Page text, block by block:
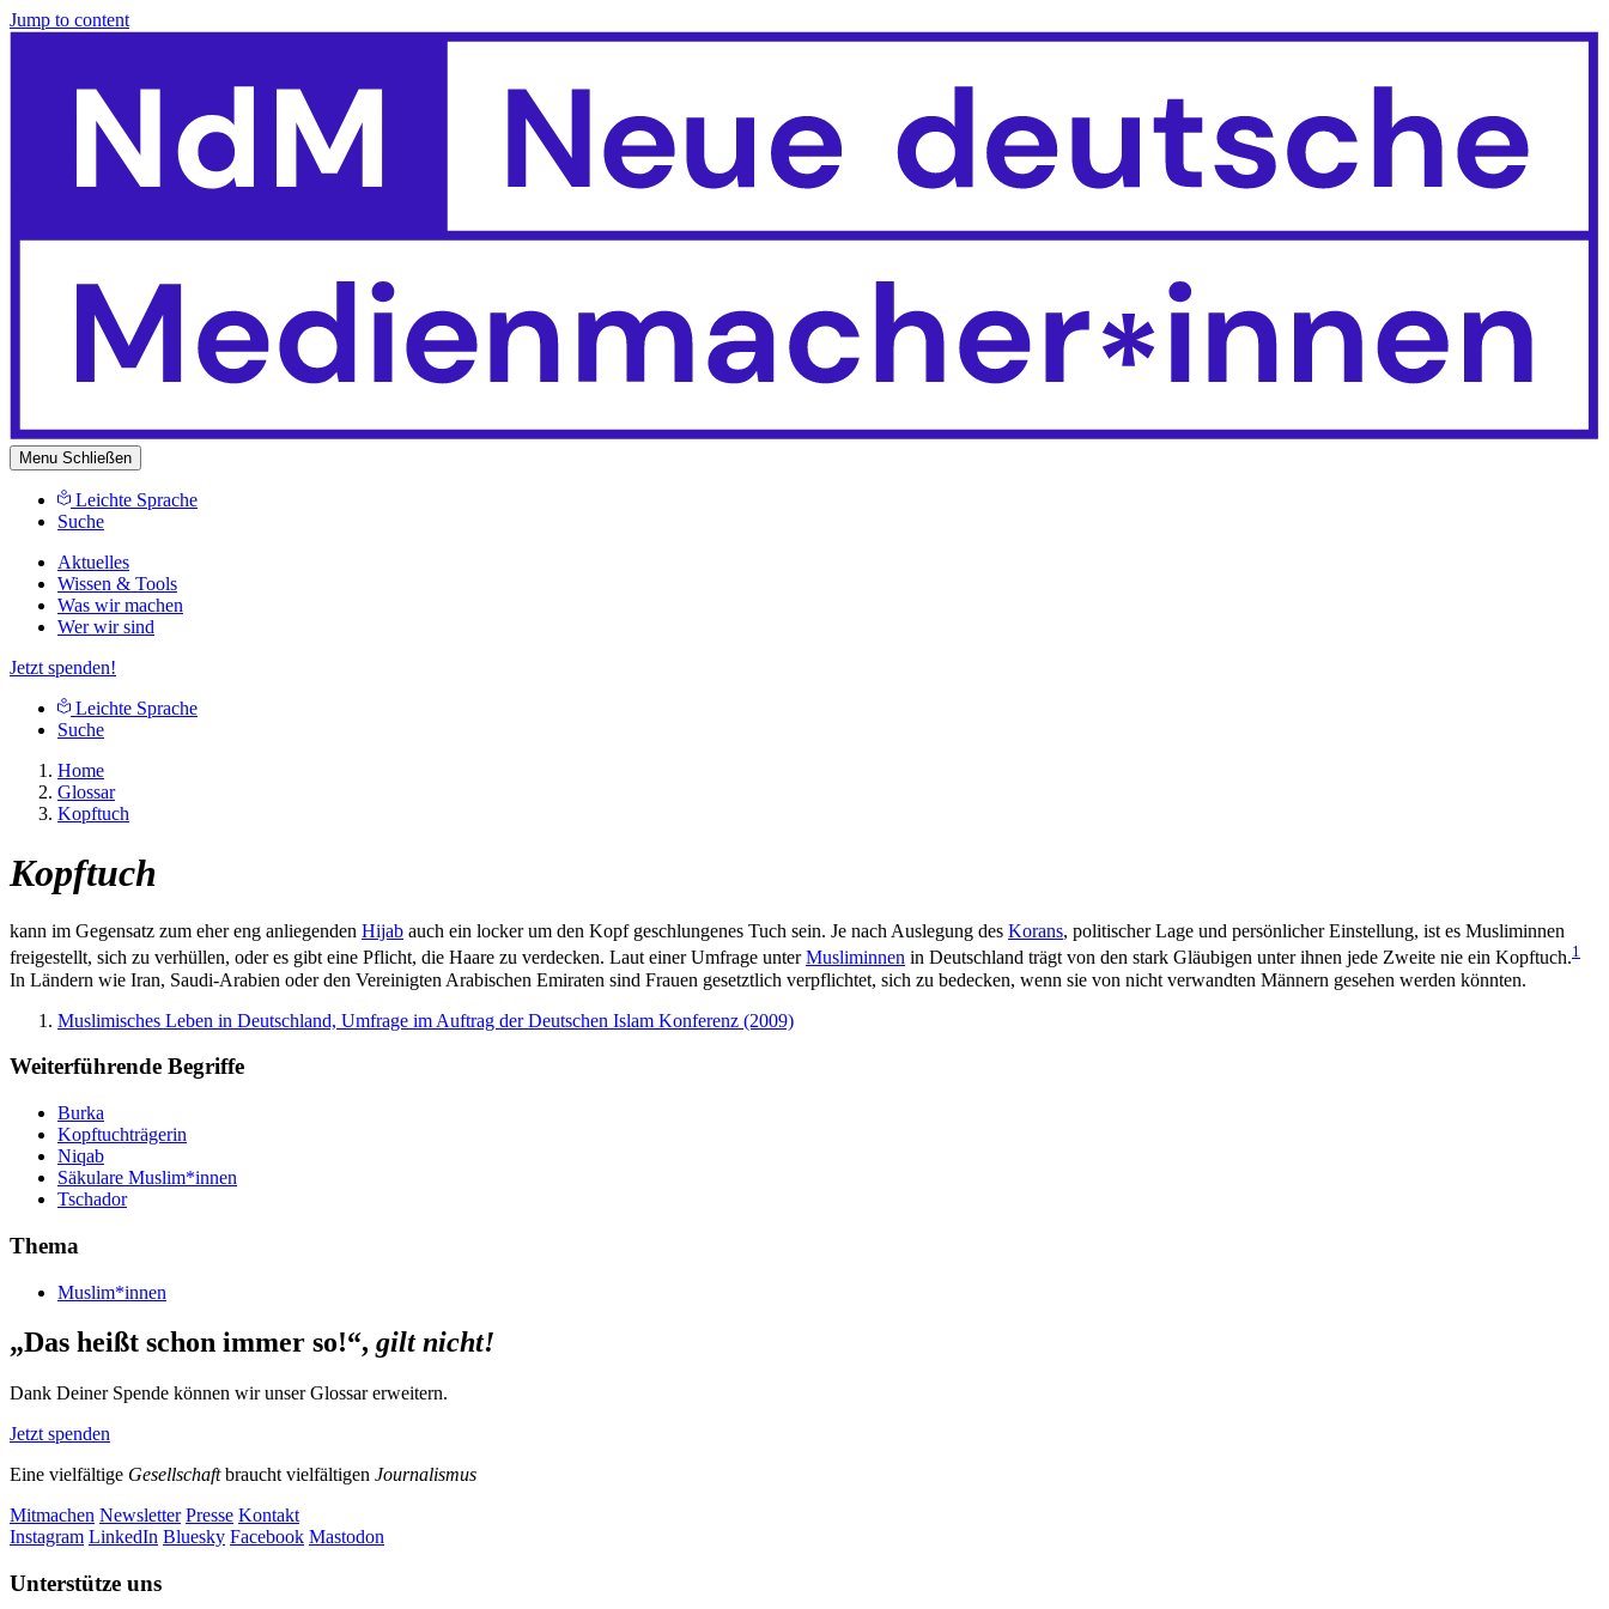
Jump to content
Menu Schließen
Leichte Sprache
Suche
Aktuelles
Wissen & Tools
Was wir machen
Wer wir sind
Jetzt spenden!
Leichte Sprache
Suche
Home
Glossar
Kopftuch
Kopftuch
kann im Gegensatz zum eher eng anliegenden Hijab auch ein locker um den Kopf geschlungenes Tuch sein. Je nach Auslegung des Korans, politischer Lage und persönlicher Einstellung, ist es Musliminnen
freigestellt, sich zu verhüllen, oder es gibt eine Pflicht, die Haare zu verdecken. Laut einer Umfrage unterMusliminnen in Deutschland trägt von den stark Gläubigen unter ihnen jede Zweite nie ein Kopftuch.1
In Ländern wie Iran, Saudi-Arabien oder den Vereinigten Arabischen Emiraten sind Frauen gesetztlich verpflichtet, sich zu bedecken, wenn sie von nicht verwandten Männern gesehen werden könnten.
Muslimisches Leben in Deutschland, Umfrage im Auftrag der Deutschen Islam Konferenz (2009)
Weiterführende Begriffe
Burka
Kopftuchträgerin
Niqab
Säkulare Muslim*innen
Tschador
Thema
Muslim*innen
„Das heißt schon immer so!“, gilt nicht!
Dank Deiner Spende können wir unser Glossar erweitern.
Jetzt spenden
Eine vielfältige Gesellschaftbraucht vielfältigen Journalismus
Mitmachen Newsletter Presse Kontakt
Instagram LinkedIn Bluesky Facebook Mastodon
Unterstütze uns